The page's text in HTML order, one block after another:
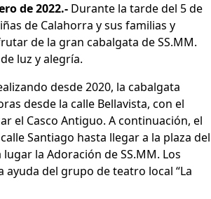
de 2022.- Durante la tarde del 5 de
de Calahorra y sus familias y
de la gran cabalgata de SS.MM.
luz y alegría.
desde 2020, la cabalgata
desde la calle Bellavista, con el
el Casco Antiguo. A continuación, el
Santiago hasta llegar a la plaza del
la Adoración de SS.MM. Los
ayuda del grupo de teatro local “La